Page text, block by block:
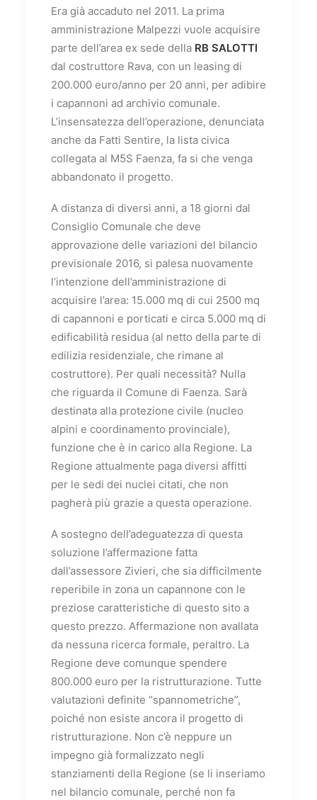
Era già accaduto nel 2011. La prima
amministrazione Malpezzi vuole acquisire
parte dell’area ex sede della RB SALOTTI
dal costruttore Rava, con un leasing di
200.000 euro/anno per 20 anni, per adibire
i capannoni ad archivio comunale.
L’insensatezza dell’operazione, denunciata
anche da Fatti Sentire, la lista civica
collegata al M5S Faenza, fa si che venga
abbandonato il progetto.
A distanza di diversi anni, a 18 giorni dal
Consiglio Comunale che deve
approvazione delle variazioni del bilancio
previsionale 2016, si palesa nuovamente
l’intenzione dell’amministrazione di
acquisire l’area: 15.000 mq di cui 2500 mq
di capannoni e porticati e circa 5.000 mq di
edificabilità residua (al netto della parte di
edilizia residenziale, che rimane al
costruttore). Per quali necessità? Nulla
che riguarda il Comune di Faenza. Sarà
destinata alla protezione civile (nucleo
alpini e coordinamento provinciale),
funzione che è in carico alla Regione. La
Regione attualmente paga diversi affitti
per le sedi dei nuclei citati, che non
pagherà più grazie a questa operazione.
A sostegno dell’adeguatezza di questa
soluzione l’affermazione fatta
dall’assessore Zivieri, che sia difficilmente
reperibile in zona un capannone con le
preziose caratteristiche di questo sito a
questo prezzo. Affermazione non avallata
da nessuna ricerca formale, peraltro. La
Regione deve comunque spendere
800.000 euro per la ristrutturazione. Tutte
valutazioni definite “spannometriche”,
poiché non esiste ancora il progetto di
ristrutturazione. Non c’è neppure un
impegno già formalizzato negli
stanziamenti della Regione (se li inseriamo
nel bilancio comunale, perché non fa